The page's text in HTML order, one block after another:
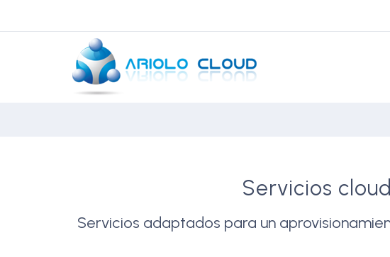
Servicios
Servicios adaptados para un